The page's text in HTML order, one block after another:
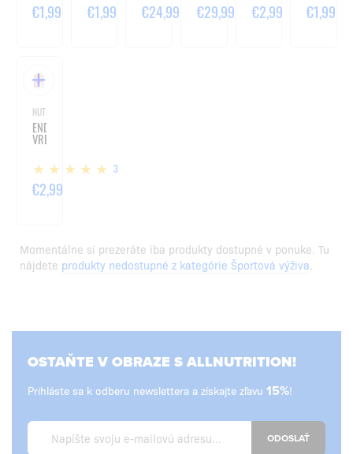
€1,99 €1,99 €24,99 €29,99 €2,99 €1,99
NUTREND / ŠPORTOVÁ VÝŽIVA
ENDUROSNACK
VRECÚŠKO
3
€2,99
Momentálne si prezeráte iba produkty dostupné v ponuke. Tu
nájdete produkty nedostupné z kategórie Športová výživa
OSTAŇTE V OBRAZE S ALLNUTRITION!
Prihláste sa k odberu newslettera a získajte zľavu 15%!
ODOSLAŤ